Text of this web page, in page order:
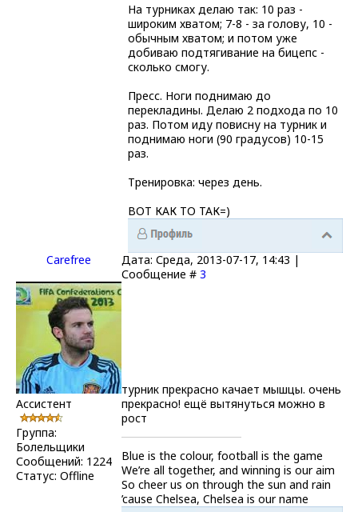
На турниках делаю так: 10 раз -
широким хватом; 7-8 - за голову, 10 -
обычным хватом; и потом уже
добиваю подтягивание на бицепс -
сколько смогу.
Пресс. Ноги поднимаю до
перекладины. Делаю 2 подхода по 10
раз. Потом иду повисну на турник и
поднимаю ноги (90 градусов) 10-15
раз.
Тренировка: через день.
ВОТ КАК ТО ТАК=)
Carefrее
Дата: Среда, 2013-07-17, 14:43 |
Сообщение # 3
Ассистент
Группа:
Болельщики
Сообщений: 1224
Статус: Offline
турник прекрасно качает мышцы. очень
прекрасно! ещё вытянуться можно в
рост
Blue is the colour, football is the game
We’re all together, and winning is our aim
So cheer us on through the sun and rain
’cause Chelsea, Chelsea is our name